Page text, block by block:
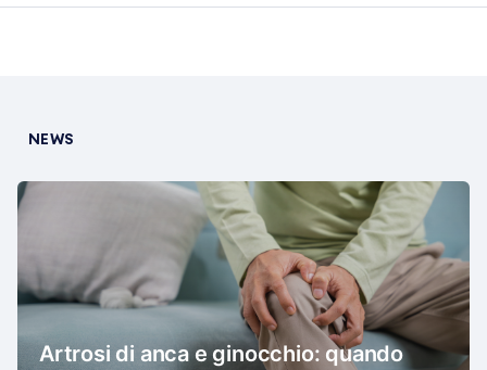
NEWS
Artrosi di anca e ginocchio: quando